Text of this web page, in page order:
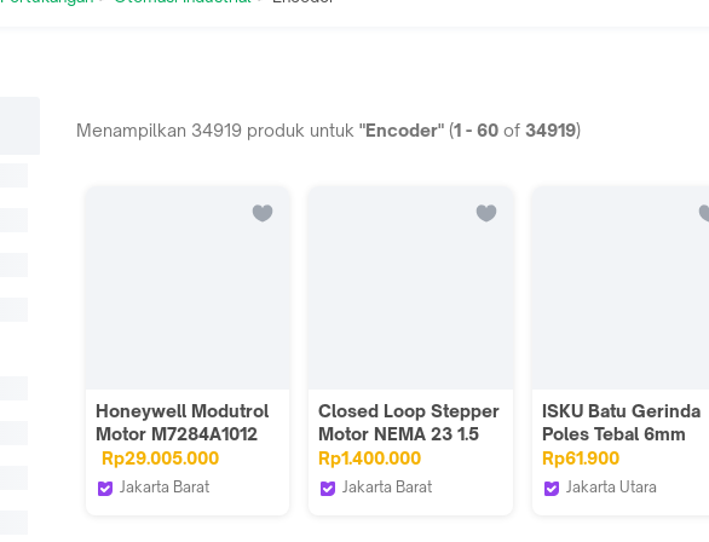
Menampilkan 34919 produk untuk "Encoder" (1 - 60 of 34919)
Honeywell Modutrol
Motor M7284A1012
Rp29.005.000
Jakarta Barat
Closed Loop Stepper
Motor NEMA 23 1.5
Nm with Driver
Encoder Cable
Rp1.400.000
Jakarta Barat
ISKU Batu Gerinda
Poles Tebal 6mm
Mata Amplas Besi
Baja Stainless Jaring
Rp61.900
Jakarta Utara